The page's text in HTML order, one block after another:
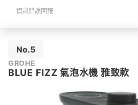
資訊錯誤回報
No.5
GROHE
BLUE FIZZ 氣泡水機 雅致款